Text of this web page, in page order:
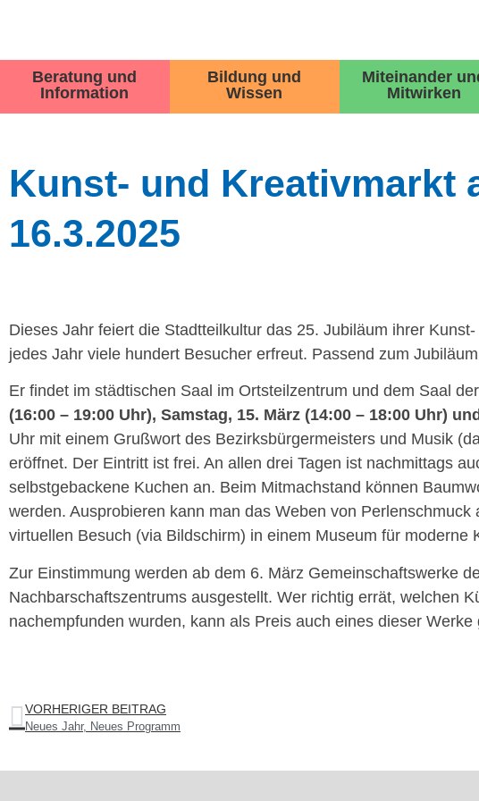
Beratung und
Information
Bildung und
Wissen
Miteinander
Mitwirken
Kunst- und Kreativmarkt
16.3.2025
Dieses Jahr feiert die Stadtteilkultur das 25. Jubiläum ihrer
jedes Jahr viele hundert Besucher erfreut. Passend zum
Er findet im städtischen Saal im Ortsteilzentrum und dem Saal
(16:00 – 19:00 Uhr), Samstag, 15. März (14:00 – 18:00 Uhr)
Uhr mit einem Grußwort des Bezirksbürgermeisters und Musik
eröffnet. Der Eintritt ist frei. An allen drei Tagen ist nachmittags
selbstgebackene Kuchen an. Beim Mitmachstand können
werden. Ausprobieren kann man das Weben von
virtuellen Besuch (via Bildschirm) in einem Museum für moderne
Zur Einstimmung werden ab dem 6. März Gemeinschaftswerke
Nachbarschaftszentrums ausgestellt. Wer richtig errät, welchen
nachempfunden wurden, kann als Preis auch eines dieser Werke
VORHERIGER BEITRAG
Neues Jahr, Neues Programm